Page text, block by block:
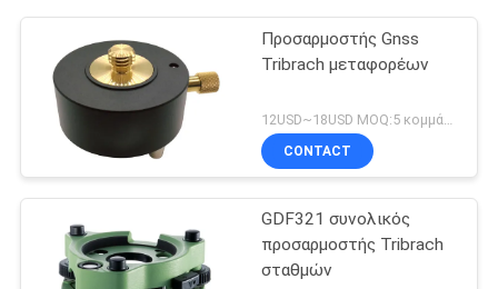
Προσαρμοστής Gnss
Tribrach μεταφορέων
12USD~18USD MOQ:5 κομμάτια
CONTACT
GDF321 συνολικός
προσαρμοστής Tribrach
σταθμών